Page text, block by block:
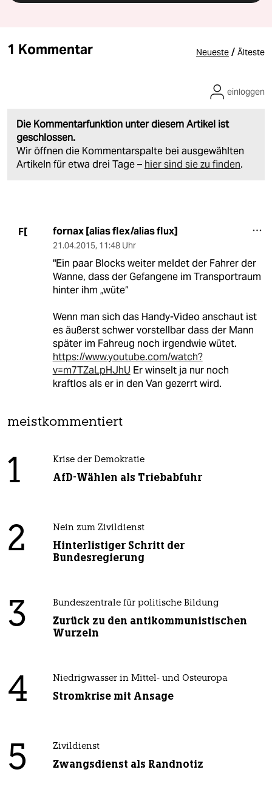
1 Kommentar Neueste / Älteste
Die Kommentarfunktion unter diesem Artikel ist
geschlossen.
Wir öffnen die Kommentarspalte bei ausgewählten
Artikeln für etwa drei Tage – hier sind sie zu finden.
einloggen
F[ fornax [alias flex/alias flux]
21.04.2015, 11:48 Uhr
"Ein paar Blocks weiter meldet der Fahrer der
Wanne, dass der Gefangene im Transportraum
hinter ihm „wüte“
Wenn man sich das Handy-Video anschaut ist
es äußerst schwer vorstellbar dass der Mann
später im Fahreug noch irgendwie wütet.
https://www.youtube.com/watch?
v=m7TZaLpHJhU Er winselt ja nur noch
kraftlos als er in den Van gezerrt wird.
meistkommentiert
1 Krise der Demokratie
AfD-Wählen als Triebabfuhr
2 Nein zum Zivildienst
Hinterlistiger Schritt der
Bundesregierung
3 Bundeszentrale für politische Bildung
Zurück zu den antikommunistischen
Wurzeln
4 Niedrigwasser in Mittel- und Osteuropa
Stromkrise mit Ansage
5 Zivildienst
Zwangsdienst als Randnotiz